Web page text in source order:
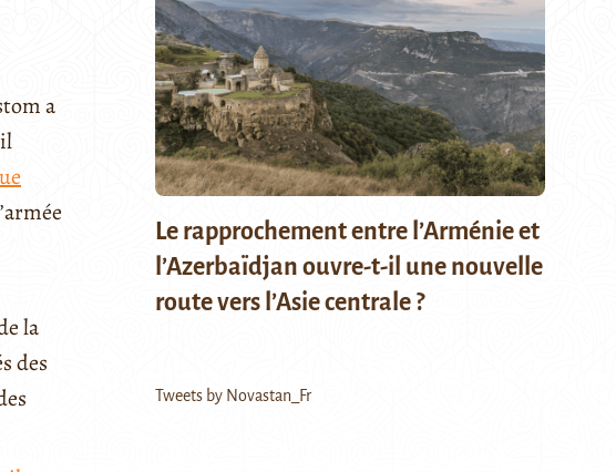
a
la
des
Le rapprochement entre l’Arménie et
l’Azerbaïdjan ouvre-t-il une nouvelle
route vers l’Asie centrale ?
Tweets by Novastan_Fr